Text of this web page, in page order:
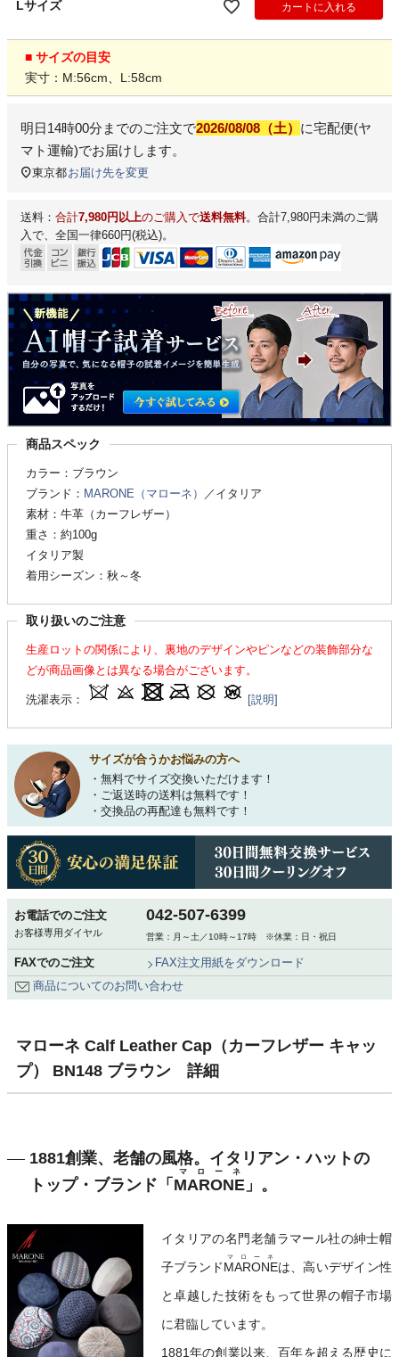
Lサイズ カートに入れる
■ サイズの目安
実寸：M:56cm、L:58cm
明日14時00分 までのご注文で2026/08/08（土） に宅配便(ヤ
マト運輸)でお届けします。
東京都お届け先を変更
送料： 合計7,980円以上のご購入で送料無料。合計7,980円未満のご購
入で、全国一律660円(税込)。
商品スペック
カラー：ブラウン
ブランド： MARONE（マローネ）
／イタリア
素材：牛革（カーフレザー）
重さ：約100g
イタリア製
着用シーズン：秋～冬
取り扱いのご注意
生産ロットの関係により、裏地のデザインやピンなどの装飾部分な
どが商品画像とは異なる場合がございます。
洗濯表示： [説明]
サイズが合うかお悩みの方へ
・無料でサイズ交換いただけます！
・ご返送時の送料は無料です！
・交換品の再配達も無料です！
お電話でのご注文
お客様専用ダイヤル
042-507-6399
営業：月～土／10時～17時 ※休業：日・祝日
FAXでのご注文
FAX注文用紙をダウンロード
商品についてのお問い合わせ
マローネ Calf Leather Cap（カーフレザー キャッ
プ） BN148 ブラウン 詳細
1881創業、老舗の風格。イタリアン・ハットの
トップ・ブランド「 MARONE
マローネ
」。
イタリアの名門老舗ラマール社の紳士帽
子ブランドMARONE
マローネ
は、高いデザイン性
と卓越した技術をもって世界の帽子市場
に君臨しています。
1881年の創業以来、百年を超える歴史に